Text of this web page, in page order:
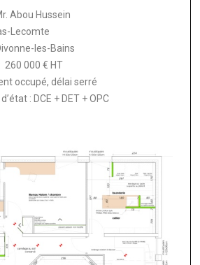
Abou Hussein
Lecomte
les-Bains
260 000 € HT
occupé, délai serré
: DCE + DET + OPC